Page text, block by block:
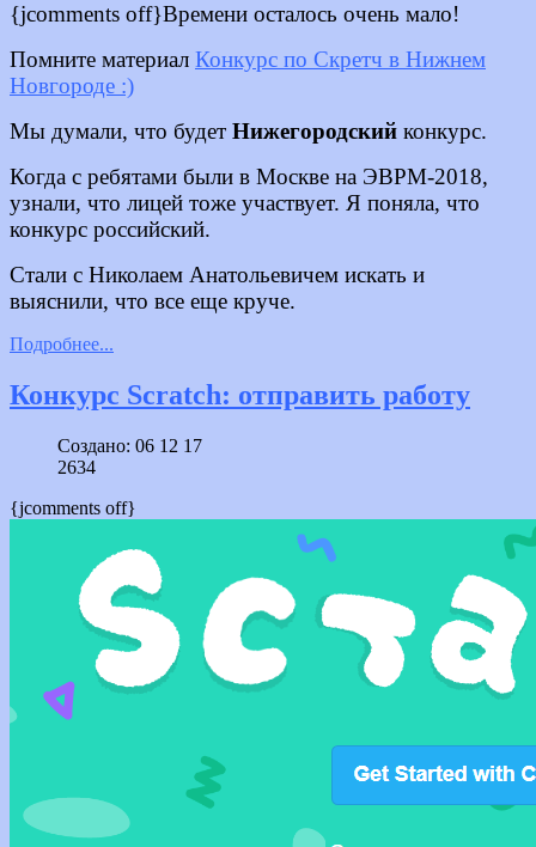
{jcomments off}Времени осталось очень мало!
Помните материал Конкурс по Скретч в Нижнем
Новгороде :)
Мы думали, что будет Нижегородский конкурс.
Когда с ребятами были в Москве на ЭВРМ-2018,
узнали, что лицей тоже участвует. Я поняла, что
конкурс российский.
Стали с Николаем Анатольевичем искать и
выяснили, что все еще круче.
Подробнее...
Конкурс Scratch: отправить работу
Создано: 06 12 17
2634
{jcomments off}